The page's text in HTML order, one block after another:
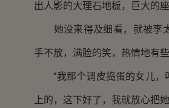
出人影的大理石地板，巨大的
她没来得及细看，就被李太
手不放，满脸的笑，热情地有些
“我那个调皮捣蛋的女儿，
上的，这下好了，我就放心把